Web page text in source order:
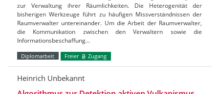
zur Verwaltung ihrer Räumlichkeiten. Die Heterogenität der
bisherigen Werkzeuge führt zu häufigen Missverständnissen der
Raumverwalter untereinander. Um die Arbeit der Raumverwalter,
die Kommunikation zwischen den Verwaltern sowie die
Informationsbeschaffung…
Diplomarbeit Freier Zugang
Heinrich Unbekannt